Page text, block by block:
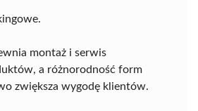
montaż i serwis
a różnorodność form
zwiększa wygodę klientów.